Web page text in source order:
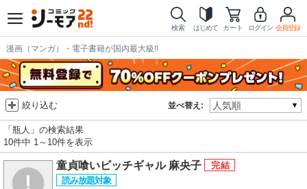
検索 はじめて カート ログイン 会員登録
漫画（マンガ）・電子書籍が国内最大級!!
並べ替え:
絞り込む
「瓶人」の検索結果
10件中 1～10件を表示
童貞喰いビッチギャル 麻央子